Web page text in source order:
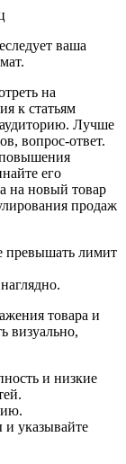
ваша
на
к статьям
Лучше
вопрос-ответ.
его
на новый товар
продаж
превышать лимит
товара и
визуально,
и низкие
указывайте